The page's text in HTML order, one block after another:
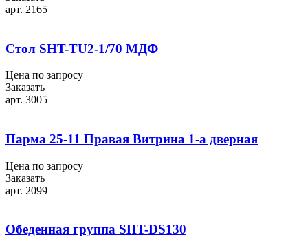
арт. 2165
Стол SHT-TU2-1/70 МДФ
Цена по запросу
Заказать
арт. 3005
Парма 25-11 Правая Витрина 1-а дверная
Цена по запросу
Заказать
арт. 2099
Обеденная группа SHT-DS130